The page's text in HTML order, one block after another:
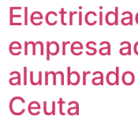
empresa
Ceuta